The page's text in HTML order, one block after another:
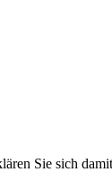
Sie sich